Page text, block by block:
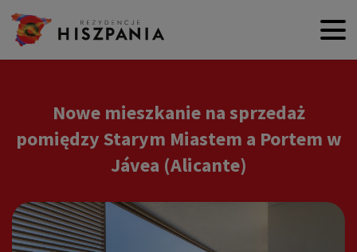
Nowe mieszkanie na sprzedaż
pomiędzy Starym Miastem a Portem w
Jávea (Alicante)